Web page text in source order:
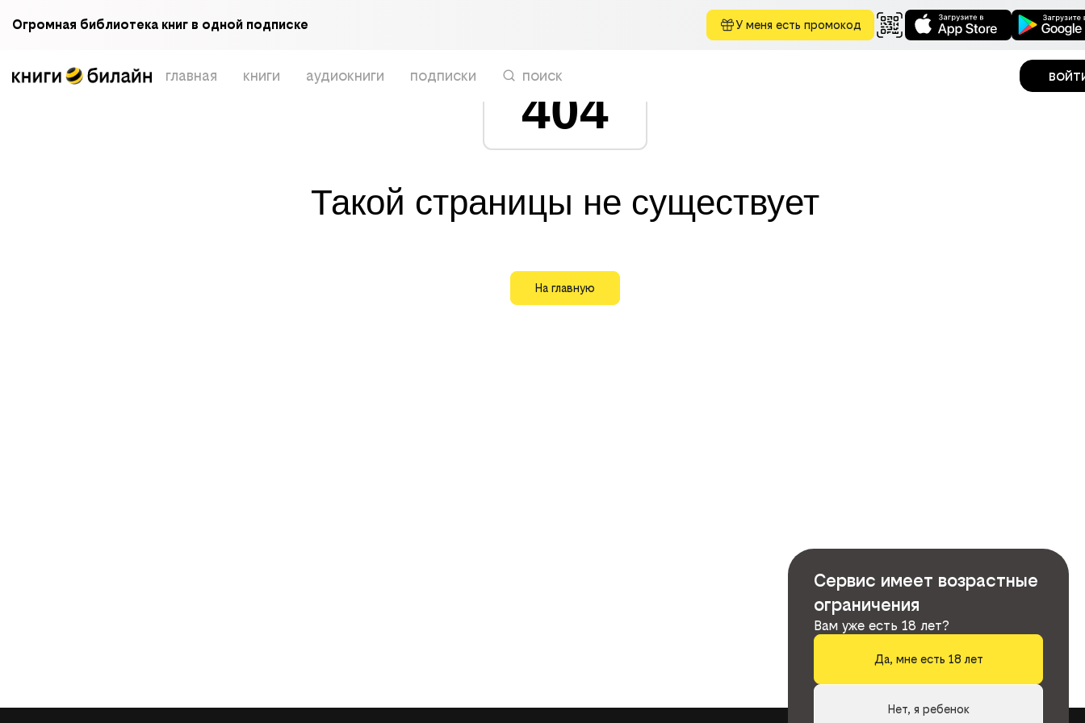
Огромная библиотека книг в одной подписке У меня есть промокод
главная книги аудиокниги подписки поиск
404
Такой страницы не существует
На главную
Сервис имеет возрастные
ограничения
Вам уже есть 18 лет?
Да, мне есть 18 лет
Нет, я ребенок